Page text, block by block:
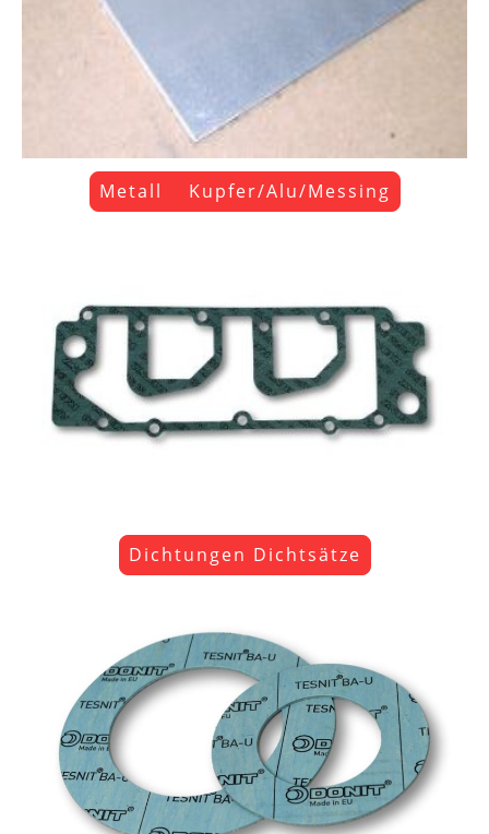
Metall Kupfer/Alu/Messing
Dichtungen Dichtsätze